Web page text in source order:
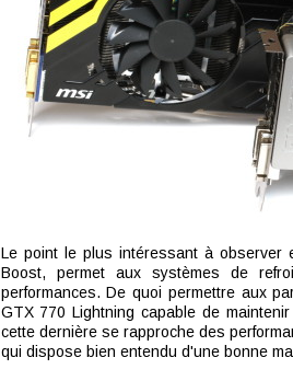
Le point le plus intéressant à observer
Boost, permet aux systèmes de
performances. De quoi permettre aux
GTX 770 Lightning capable de
cette dernière se rapproche des
qui dispose bien entendu d'une bonne